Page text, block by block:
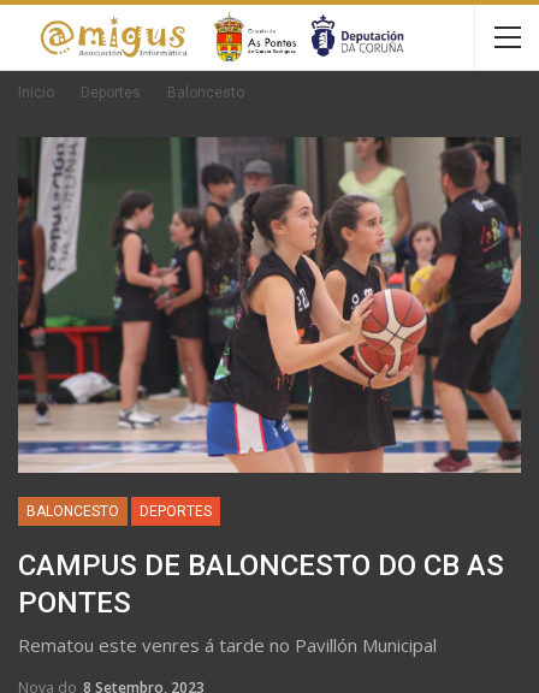
Inicio Deportes Baloncesto
BALONCESTO DEPORTES
CAMPUS DE BALONCESTO DO CB AS
PONTES
Rematou este venres á tarde no Pavillón Municipal
Nova do 8 Setembro, 2023